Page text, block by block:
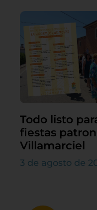
Todo listo
fiestas
Villamarciel
3 de agosto de